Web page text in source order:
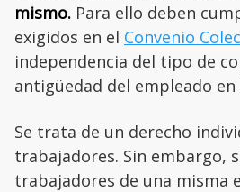
mismo. Para ello deben
exigidos en el Convenio
independencia del tipo de
antigüedad del empleado en
Se trata de un derecho
trabajadores. Sin embargo,
trabajadores de una misma